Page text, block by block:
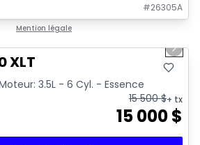
#26305A
Mention légale
Next
XLT
3.5L - 6 Cyl. - Essence
15 000$
15 500$+ tx